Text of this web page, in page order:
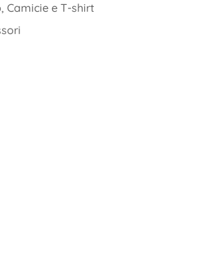
Camicie e T-shirt